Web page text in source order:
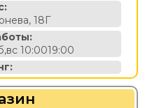
18Г
10:0019:00